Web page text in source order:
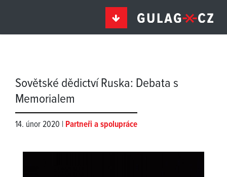
Sovětské dědictví Ruska: Debata s
Memorialem
14. únor 2020 | Partneři a spolupráce